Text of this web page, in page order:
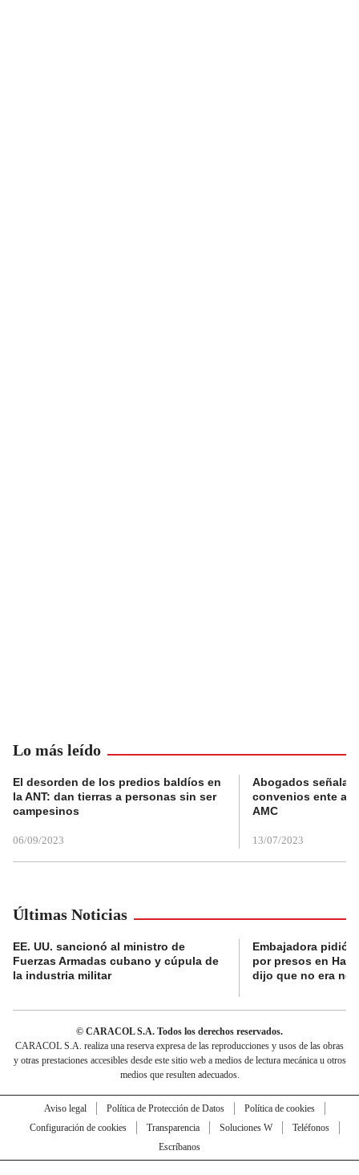
Lo más leído
El desorden de los predios baldíos en
la ANT: dan tierras a personas sin ser
campesinos
06/09/2023
Abogados
convenios ente
AMC
13/07/2023
Últimas Noticias
EE. UU. sancionó al ministro de
Fuerzas Armadas cubano y cúpula de
la industria militar
Embajadora pidió
por presos en
dijo que no era
© CARACOL S.A. Todos los derechos reservados.
CARACOL S.A. realiza una reserva expresa de las reproducciones y usos de las obras
y otras prestaciones accesibles desde este sitio web a medios de lectura mecánica u otros
medios que resulten adecuados.
Aviso legal Política de Protección de Datos
Política de cookies
Configuración de cookies
Transparencia Soluciones W
Teléfonos
Escríbanos